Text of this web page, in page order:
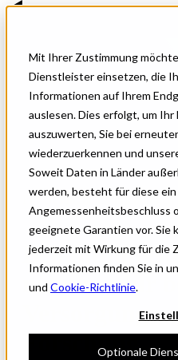
Mit Ihrer Zustimmung
Dienstleister einsetzen, die
Informationen auf Ihrem
auslesen. Dies erfolgt, um
auszuwerten, Sie bei
wiederzuerkennen und
Soweit Daten in Länder
werden, besteht für diese ein
Angemessenheitsbeschluss
geeignete Garantien vor. Sie
jederzeit mit Wirkung für die
Informationen finden Sie in
und Cookie-Richtlinie.
Optionale
Für
Für Life Sciences
Kontakt
Für Gesundheitseinrichtungen
nutzen – für
Versorgung
Forschung.